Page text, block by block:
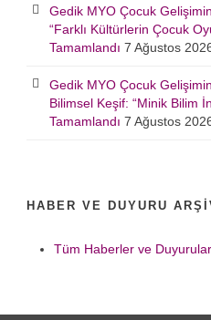
Gedik MYO Çocuk
“Farklı Kültürlerin Çocuk
Tamamlandı 7 Ağustos
Gedik MYO Çocuk
Bilimsel Keşif: “Minik Bilim
Tamamlandı 7 Ağustos
HABER VE DUYURU
Tüm Haberler ve Duyurular